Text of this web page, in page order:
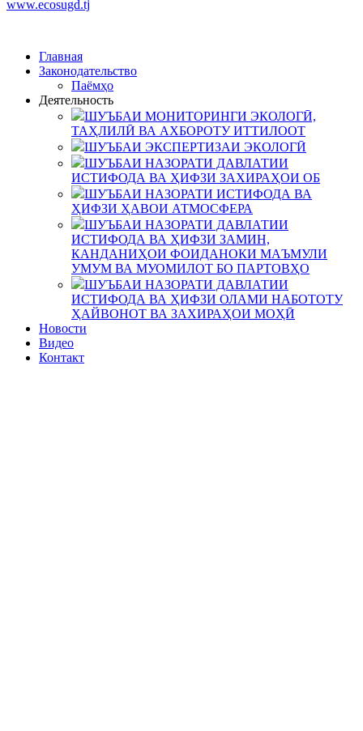
www.ecosugd.tj
Главная
Законодательство
Паёмҳо
Деятельность
ШУЪБАИ МОНИТОРИНГИ ЭКОЛОГӢ,
ТАҲЛИЛӢ ВА АХБОРОТУ ИТТИЛООТ
ШУЪБАИ ЭКСПЕРТИЗАИ ЭКОЛОГӢ
ШУЪБАИ НАЗОРАТИ ДАВЛАТИИ
ИСТИФОДА ВА ҲИФЗИ ЗАХИРАҲОИ ОБ
ШУЪБАИ НАЗОРАТИ ИСТИФОДА ВА
ҲИФЗИ ҲАВОИ АТМОСФЕРА
ШУЪБАИ НАЗОРАТИ ДАВЛАТИИ
ИСТИФОДА ВА ҲИФЗИ ЗАМИН,
КАНДАНИҲОИ ФОИДАНОКИ МАЪМУЛИ
УМУМ ВА МУОМИЛОТ БО ПАРТОВҲО
ШУЪБАИ НАЗОРАТИ ДАВЛАТИИ
ИСТИФОДА ВА ҲИФЗИ ОЛАМИ НАБОТОТУ
ҲАЙВОНОТ ВА ЗАХИРАҲОИ МОҲӢ
Новости
Видео
Контакт